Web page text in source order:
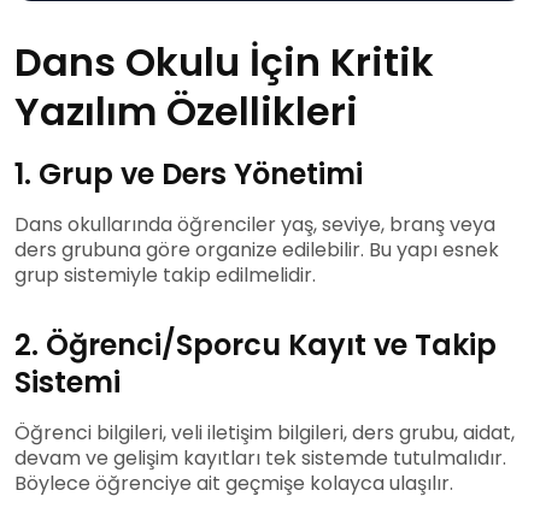
Dans Okulu İçin Kritik
Yazılım Özellikleri
1. Grup ve Ders Yönetimi
Dans okullarında öğrenciler yaş, seviye, branş veya
ders grubuna göre organize edilebilir. Bu yapı esnek
grup sistemiyle takip edilmelidir.
2. Öğrenci/Sporcu Kayıt ve Takip
Sistemi
Öğrenci bilgileri, veli iletişim bilgileri, ders grubu, aidat,
devam ve gelişim kayıtları tek sistemde tutulmalıdır.
Böylece öğrenciye ait geçmişe kolayca ulaşılır.